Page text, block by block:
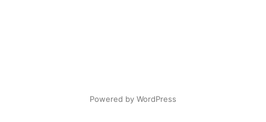
Powered by WordPress